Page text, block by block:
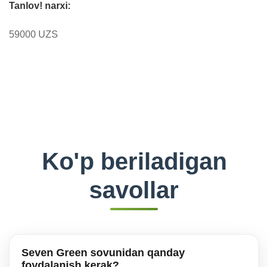
Tanlov! narxi:
59000 UZS
Ko'p beriladigan
savollar
Seven Green sovunidan qanday